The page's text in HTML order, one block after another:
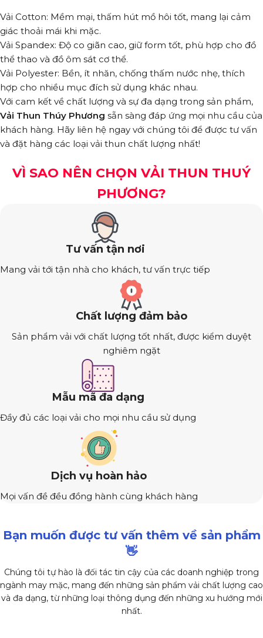
Vải Cotton: Mềm mại, thấm hút mồ hôi tốt, mang lại cảm
giác thoải mái khi mặc.
Vải Spandex: Độ co giãn cao, giữ form tốt, phù hợp cho đồ
thể thao và đồ ôm sát cơ thể.
Vải Polyester: Bền, ít nhăn, chống thấm nước nhẹ, thích
hợp cho nhiều mục đích sử dụng khác nhau.
Với cam kết về chất lượng và sự đa dạng trong sản phẩm,
Vải Thun Thúy Phương sẵn sàng đáp ứng mọi nhu cầu của
khách hàng. Hãy liên hệ ngay với chúng tôi để được tư vấn
và đặt hàng các loại vải thun chất lượng nhất!
VÌ SAO NÊN CHỌN VẢI THUN THUÝ
PHƯƠNG?
Tư vấn tận nơi
Mang vải tới tận nhà cho khách, tư vấn trực tiếp
Chất lượng đảm bảo
Sản phẩm vải với chất lượng tốt nhất, được kiểm duyệt
nghiêm ngặt
Mẫu mã đa dạng
Đầy đủ các loại vải cho mọi nhu cầu sử dụng
Dịch vụ hoàn hảo
Mọi vấn đề đều đồng hành cùng khách hàng
Bạn muốn được tư vấn thêm về sản phẩm
👋
Chúng tôi tự hào là đối tác tin cậy của các doanh nghiệp trong
ngành may mặc, mang đến những sản phẩm vải chất lượng cao
và đa dạng, từ những loại thông dụng đến những xu hướng mới
nhất.